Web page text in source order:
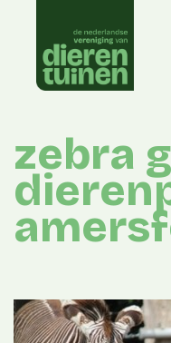
content
zebra